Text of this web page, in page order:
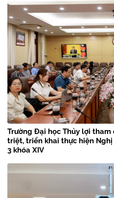
Trường Đại học Thủy lợi
triệt, triển khai thực hiện
3 khóa XIV